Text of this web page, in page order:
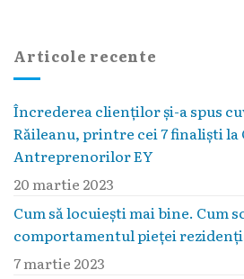
Articole recente
Încrederea clienților și-a spus
Răileanu, printre cei 7 finaliști la
Antreprenorilor EY
20 martie 2023
Cum să locuieşti mai bine. Cum
comportamentul pieţei
7 martie 2023